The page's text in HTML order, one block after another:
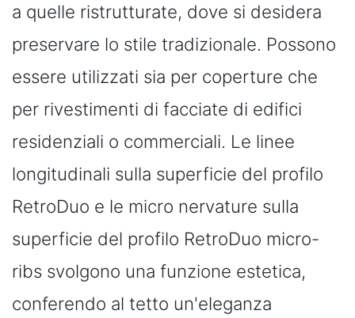
a quelle ristrutturate, dove si desidera
preservare lo stile tradizionale. Possono
essere utilizzati sia per coperture che
per rivestimenti di facciate di edifici
residenziali o commerciali. Le linee
longitudinali sulla superficie del profilo
RetroDuo e le micro nervature sulla
superficie del profilo RetroDuo micro-
ribs svolgono una funzione estetica,
conferendo al tetto un'eleganza